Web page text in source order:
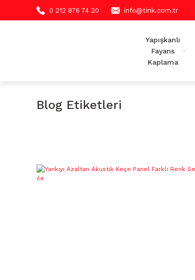
0 212 876 74 20 info@tink.com.tr
Yapışkanlı
Fayans
Kaplama
Blog Etiketleri